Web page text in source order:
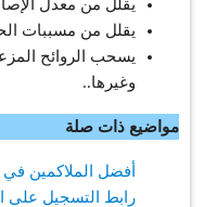
يقلل من معدل
يقلل من مسببات
يسحب الروائح
وغيرها..
مواضيع ذات صلة
أفضل الملاكمين